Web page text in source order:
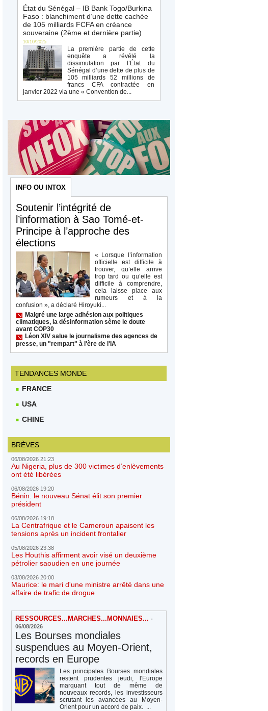
État du Sénégal – IB Bank Togo/Burkina
Faso : blanchiment d’une dette cachée
de 105 milliards FCFA en créance
souveraine (2ème et dernière partie)
10/10/2025
La première partie de cette
enquête a révélé la
dissimulation par l’État du
Sénégal d’une dette de plus de
105 milliards 52 millions de
francs CFA contractée en
janvier 2022 via une « Convention de...
INFO OU INTOX
Soutenir l’intégrité de
l’information à Sao Tomé-et-
Principe à l’approche des
élections
« Lorsque l’information
officielle est difficile à
trouver, qu’elle arrive
trop tard ou qu’elle est
difficile à comprendre,
cela laisse place aux
rumeurs et à la
confusion », a déclaré Hiroyuki...
Malgré une large adhésion aux politiques
climatiques, la désinformation sème le doute
avant COP30
Léon XIV salue le journalisme des agences de
presse, un "rempart" à l'ère de l'IA
TENDANCES MONDE
FRANCE
USA
CHINE
BRÈVES
06/08/2026 21:23
Au Nigeria, plus de 300 victimes d’enlèvements
ont été libérées
06/08/2026 19:20
Bénin: le nouveau Sénat élit son premier
président
06/08/2026 19:18
La Centrafrique et le Cameroun apaisent les
tensions après un incident frontalier
05/08/2026 23:38
Les Houthis affirment avoir visé un deuxième
pétrolier saoudien en une journée
03/08/2026 20:00
Maurice: le mari d'une ministre arrêté dans une
affaire de trafic de drogue
RESSOURCES...MARCHES...MONNAIES... -
06/08/2026
Les Bourses mondiales
suspendues au Moyen-Orient,
records en Europe
Les principales Bourses mondiales
restent prudentes jeudi, l'Europe
marquant tout de même de
nouveaux records, les investisseurs
scrutant les avancées au Moyen-
Orient pour un accord de paix. ...